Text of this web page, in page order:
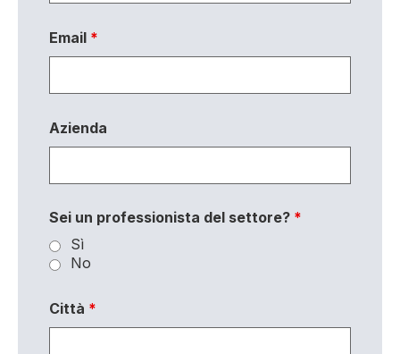
Email *
Azienda
Sei un professionista del settore? *
Sì
No
Città *